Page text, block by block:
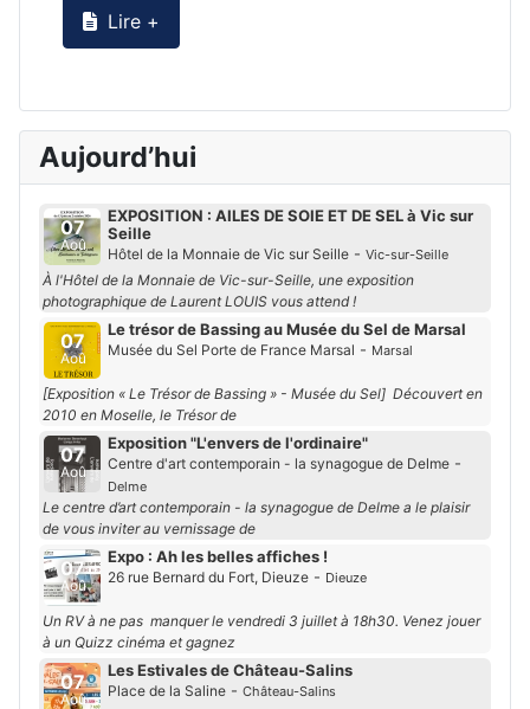
Lire +
Aujourd’hui
07
Aoû
EXPOSITION : AILES DE SOIE ET DE SEL à Vic sur
Seille
Hôtel de la Monnaie de Vic sur Seille - Vic-sur-Seille
À l'Hôtel de la Monnaie de Vic-sur-Seille, une exposition
photographique de Laurent LOUIS vous attend !
07
Aoû
Le trésor de Bassing au Musée du Sel de Marsal
Musée du Sel Porte de France Marsal - Marsal
[Exposition « Le Trésor de Bassing » - Musée du Sel] Découvert en
2010 en Moselle, le Trésor de
07
Aoû
Exposition "L'envers de l'ordinaire"
Centre d'art contemporain - la synagogue de Delme -
Delme
Le centre d’art contemporain - la synagogue de Delme a le plaisir
de vous inviter au vernissage de
07
Aoû
Expo : Ah les belles affiches !
26 rue Bernard du Fort, Dieuze - Dieuze
Un RV à ne pas manquer le vendredi 3 juillet à 18h30. Venez jouer
à un Quizz cinéma et gagnez
07
Aoû
Les Estivales de Château-Salins
Place de la Saline - Château-Salins